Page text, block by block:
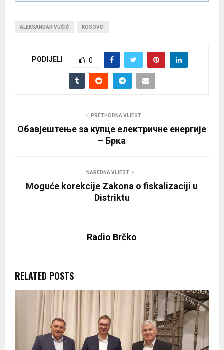
ALEKSANDAR VUČIĆ KOSOVO
PODIJELI 0
PRETHODNA VIJEST
Обавјештење за купце електричне енергије
– Брка
NAREDNA VIJEST
Moguće korekcije Zakona o fiskalizaciji u
Distriktu
Radio Brčko
RELATED POSTS